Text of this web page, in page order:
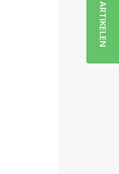
ARTIKELEN